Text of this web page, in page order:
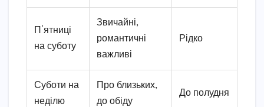
П’ятниці
на суботу
Звичайні,
романтичні
важливі
Рідко
Суботи на
неділю
Про близьких,
до обіду
До полудня